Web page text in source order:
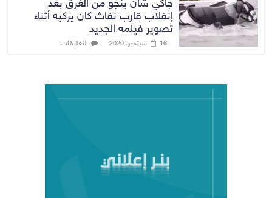
جاكي شان ينجو من الغرق بعد
إنقلاب قارب نفاث كان يركبه أثناء
تصوير فيلمه الجديد
16 سبتمبر، 2020 التعليقات